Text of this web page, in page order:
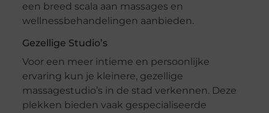
een breed scala aan massages en
wellnessbehandelingen aanbieden.
Gezellige Studio’s
Voor een meer intieme en persoonlijke
ervaring kun je kleinere, gezellige
massagestudio’s in de stad verkennen. Deze
plekken bieden vaak gespecialiseerde